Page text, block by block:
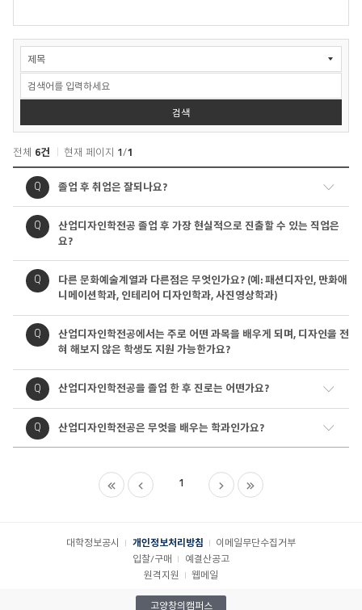
FAQ
검색
전체 6건 현재 페이지 1/1
Q질
문
질
용
졸업 후 취업은 잘되나요?
Q질
문
질
문
산업디자인학전공 졸업 후 가장 현실적으로 진출할 수 있는 직업은
요?
Q질
문
질
문
다른 문화예술계열과 다른점은 무엇인가요? (예: 패션디자인, 만화애
니메이션학과, 인테리어 디자인학과, 사진영상학과)
Q질
문
질
문
용
산업디자인학전공에서는 주로 어떤 과목을 배우게 되며, 디자인을 전
혀 해보지 않은 학생도 지원 가능한가요?
Q질
문
질
용
산업디자인학전공을 졸업 한 후 진로는 어떤가요?
Q질
문
질
산업디자인학전공은 무엇을 배우는 학과인가요?
1
대학정보공시 개인정보처리방침
이메일무단수집거부
입찰/구매
예결산공고
원격지원
웹메일
고양창의캠퍼스